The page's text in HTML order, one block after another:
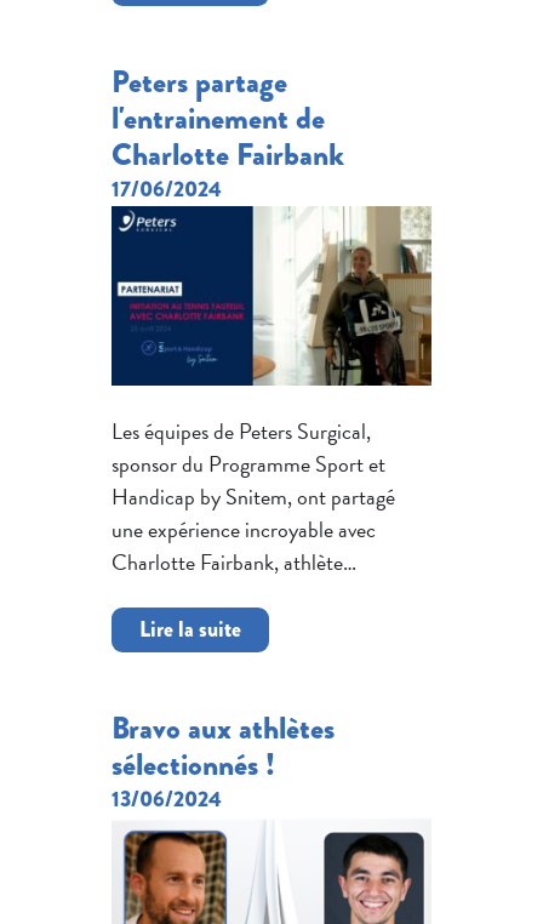
Peters partage
l'entrainement de
Charlotte Fairbank
17/06/2024
Les équipes de Peters Surgical,
sponsor du Programme Sport et
Handicap by Snitem, ont partagé
une expérience incroyable avec
Charlotte Fairbank, athlète…
Lire la suite
Bravo aux athlètes
sélectionnés !
13/06/2024